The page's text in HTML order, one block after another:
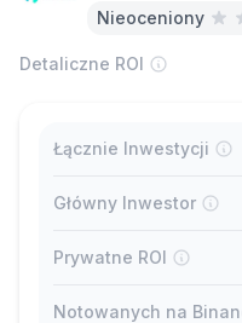
Nieoceniony
Detaliczne ROI
Łącznie Inwestycji
Główny Inwestor
Prywatne ROI
Notowanych na